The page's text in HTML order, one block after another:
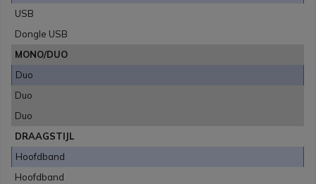
USB
Dongle USB
MONO/DUO
Duo
Duo
Duo
DRAAGSTIJL
Hoofdband
Hoofdband